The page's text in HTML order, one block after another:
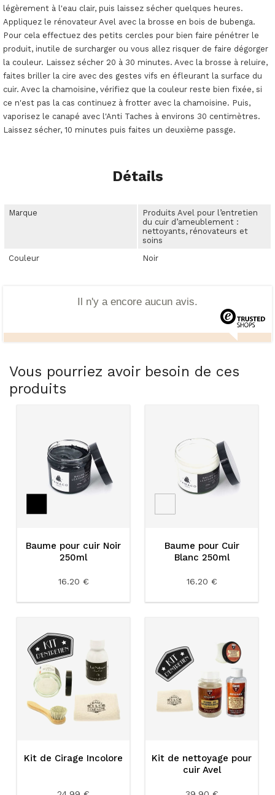
légèrement à l'eau clair, puis laissez sécher quelques heures.
Appliquez le rénovateur Avel avec la brosse en bois de bubenga.
Pour cela effectuez des petits cercles pour bien faire pénétrer le
produit, inutile de surcharger ou vous allez risquer de faire dégorger
la couleur. Laissez sécher 20 à 30 minutes. Avec la brosse à reluire,
faites briller la cire avec des gestes vifs en éfleurant la surface du
cuir. Avec la chamoisine, vérifiez que la couleur reste bien fixée, si
ce n'est pas la cas continuez à frotter avec la chamoisine. Puis,
vaporisez le canapé avec l'Anti Taches à environs 30 centimètres.
Laissez sécher, 10 minutes puis faites un deuxième passge.
Détails
Marque
Produits Avel pour l’entretien
du cuir d’ameublement :
nettoyants, rénovateurs et
soins
Couleur
Noir
Il n'y a encore aucun avis.
Vous pourriez avoir besoin de ces
produits
Baume pour cuir Noir
250ml
16.20 €
Baume pour Cuir
Blanc 250ml
16.20 €
Kit de Cirage Incolore
Kit de nettoyage pour
cuir Avel